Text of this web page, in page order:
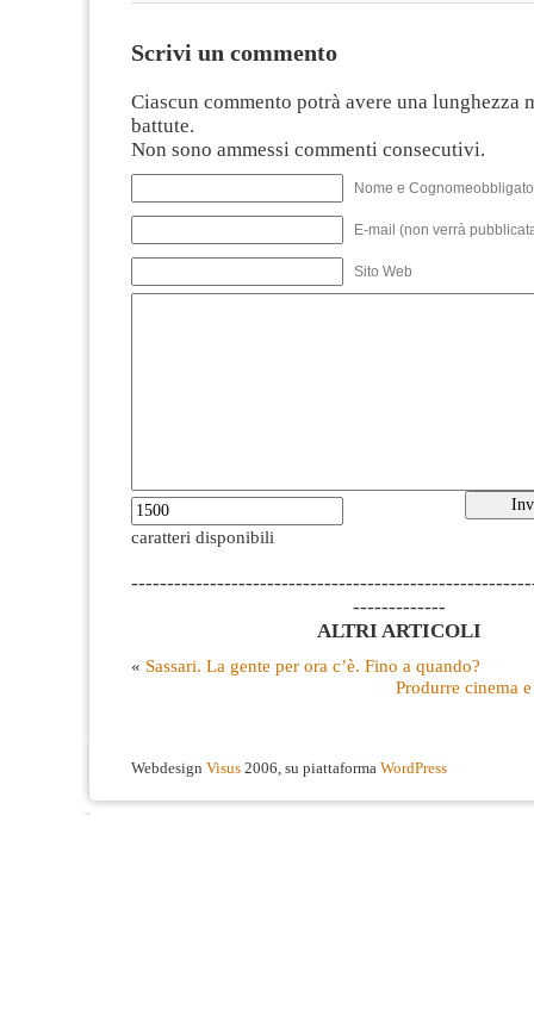
Scrivi un commento
Ciascun commento potrà avere una lunghezza
battute.
Non sono ammessi commenti consecutivi.
Nome e
E-mail (non verrà
Sito Web
caratteri disponibili
-------------
ALTRI ARTICOLI
« Sassari. La gente per ora c’è. Fino a quando?
Produrre cinema
Webdesign Visus 2006, su piattaforma WordPress